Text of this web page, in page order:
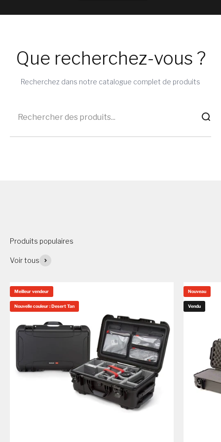
Que recherchez-vous ?
Recherchez dans notre catalogue complet de produits
Produits populaires
Voir tous
Meilleur vendeur
Nouvelle couleur : Desert Tan
Nouveau
Vendu